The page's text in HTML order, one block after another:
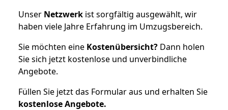
Unser Netzwerk ist sorgfältig ausgewählt, wir
haben viele Jahre Erfahrung im Umzugsbereich.
Sie möchten eine Kostenübersicht? Dann holen
Sie sich jetzt kostenlose und unverbindliche
Angebote.
Füllen Sie jetzt das Formular aus und erhalten Sie
kostenloseAngebote.